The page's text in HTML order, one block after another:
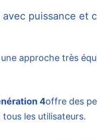
avec puissance et
approche très
4offre des
les utilisateurs.